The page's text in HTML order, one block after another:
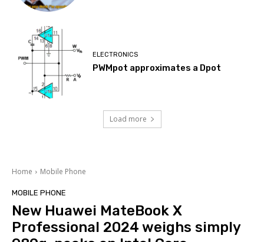
ELECTRONICS
PWMpot approximates a Dpot
Load more